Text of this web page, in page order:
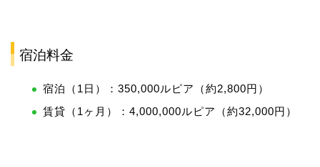
宿泊料金
宿泊（1日）：350,000ルピア（約2,800円）
賃貸（1ヶ月）：4,000,000ルピア（約32,000円）